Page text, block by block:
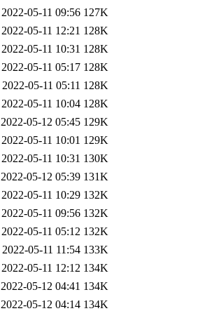
2022-05-11 09:56 127K
2022-05-11 12:21 128K
2022-05-11 10:31 128K
2022-05-11 05:17 128K
2022-05-11 05:11 128K
2022-05-11 10:04 128K
2022-05-12 05:45 129K
2022-05-11 10:01 129K
2022-05-11 10:31 130K
2022-05-12 05:39 131K
2022-05-11 10:29 132K
2022-05-11 09:56 132K
2022-05-11 05:12 132K
2022-05-11 11:54 133K
2022-05-11 12:12 134K
2022-05-12 04:41 134K
2022-05-12 04:14 134K